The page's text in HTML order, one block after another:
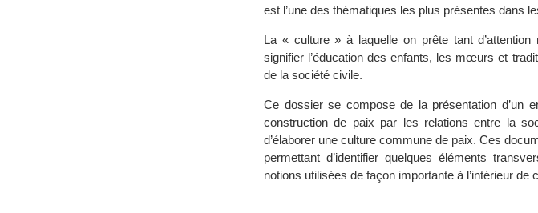
est l’une des thématiques les plus présentes dans
La « culture » à laquelle on prête tant
signifier l’éducation des enfants, les mœurs et
de la société civile.
Ce dossier se compose de la présentation d’un
construction de paix par les relations entre la
d’élaborer une culture commune de paix. Ces
permettant d’identifier quelques éléments
notions utilisées de façon importante à l’intérieur de